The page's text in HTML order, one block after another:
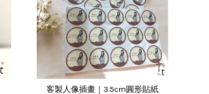
客製人像插畫｜3.5cm圓形貼紙